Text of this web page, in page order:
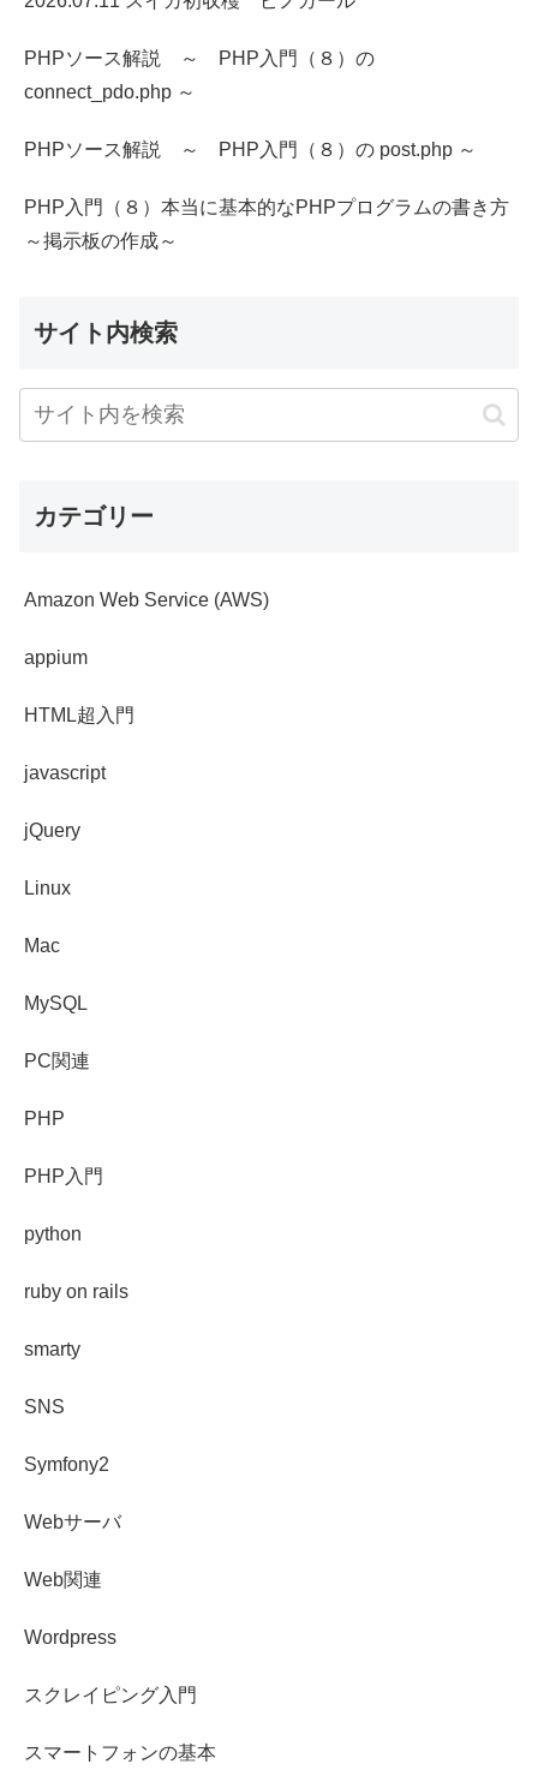
PHPソース解説 ～ PHP入門（８）の
connect_pdo.php ～
PHPソース解説 ～ PHP入門（８）の post.php ～
PHP入門（８）本当に基本的なPHPプログラムの書き方
～掲示板の作成～
サイト内検索
カテゴリー
Amazon Web Service (AWS)
appium
HTML超入門
javascript
jQuery
Linux
Mac
MySQL
PC関連
PHP
PHP入門
python
ruby on rails
smarty
SNS
Symfony2
Webサーバ
Web関連
Wordpress
スクレイピング入門
スマートフォンの基本